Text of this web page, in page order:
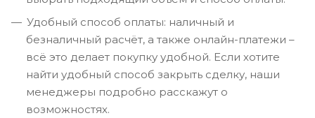
Удобный способ оплаты: наличный и
безналичный расчёт, а также онлайн-платежи –
всё это делает покупку удобной. Если хотите
найти удобный способ закрыть сделку, наши
менеджеры подробно расскажут о
возможностях.